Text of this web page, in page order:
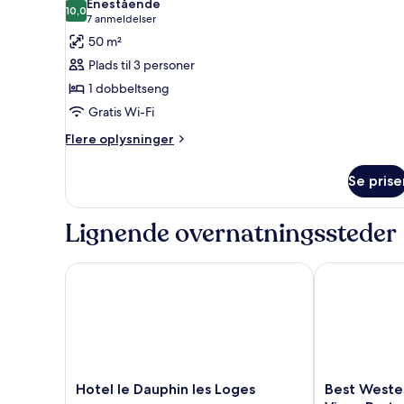
billeder
af
Suite
10,010,0 ud af 10
Enestående
7 anmeldelser
(7
anmeldelser)
50 m²
Plads til 3 personer
1 dobbeltseng
Gratis Wi-Fi
Flere oplysninger
Flere
Se
Lignende overnatningssteder
Hotel
Hotel le Dauphin les Loges
Hotel le Dauphin les Loges
Best
Best
Best Western